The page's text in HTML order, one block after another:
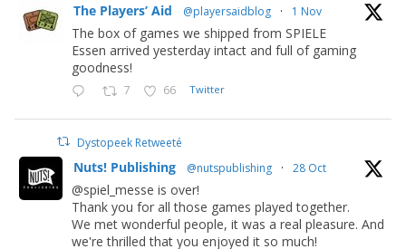
The Players’ Aid @playersaidblog · 1 Nov
The box of games we shipped from SPIELE
Essen arrived yesterday intact and full of gaming
goodness!
7 66 Twitter
Dystopeek Retweeté
Nuts! Publishing @nutspublishing · 28 Oct
@spiel_messe is over!
Thank you for all those games played together.
We met wonderful people, it was a real pleasure. And
we're thrilled that you enjoyed it so much!